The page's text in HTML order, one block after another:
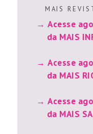
M A I S R E V I S
Acesse
da MAIS
Acesse
da MAIS
Acesse
da MAIS